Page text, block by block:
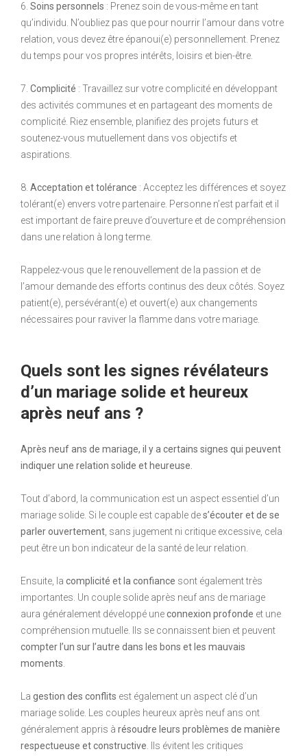
6. Soins personnels : Prenez soin de vous-même en tant
qu’individu. N’oubliez pas que pour nourrir l’amour dans votre
relation, vous devez être épanoui(e) personnellement. Prenez
du temps pour vos propres intérêts, loisirs et bien-être.
7. Complicité : Travaillez sur votre complicité en développant
des activités communes et en partageant des moments de
complicité. Riez ensemble, planifiez des projets futurs et
soutenez-vous mutuellement dans vos objectifs et
aspirations.
8. Acceptation et tolérance : Acceptez les différences et soyez
tolérant(e) envers votre partenaire. Personne n’est parfait et il
est important de faire preuve d’ouverture et de compréhension
dans une relation à long terme.
Rappelez-vous que le renouvellement de la passion et de
l’amour demande des efforts continus des deux côtés. Soyez
patient(e), persévérant(e) et ouvert(e) aux changements
nécessaires pour raviver la flamme dans votre mariage.
Quels sont les signes révélateurs
d’un mariage solide et heureux
après neuf ans ?
Après neuf ans de mariage, il y a certains signes qui peuvent
indiquer une relation solide et heureuse.
Tout d’abord, la communication est un aspect essentiel d’un
mariage solide. Si le couple est capable des’écouter et de se
parler ouvertement , sans jugement ni critique excessive, cela
peut être un bon indicateur de la santé de leur relation.
Ensuite, la complicité et la confiance sont également très
importantes. Un couple solide après neuf ans de mariage
aura généralement développé uneconnexion profonde et une
compréhension mutuelle. Ils se connaissent bien et peuvent
compter l’un sur l’autre dans les bons et les mauvais
moments
La gestion des conflits est également un aspect clé d’un
mariage solide. Les couples heureux après neuf ans ont
généralement appris à résoudre leurs problèmes de manière
respectueuse et constructive . Ils évitent les critiques